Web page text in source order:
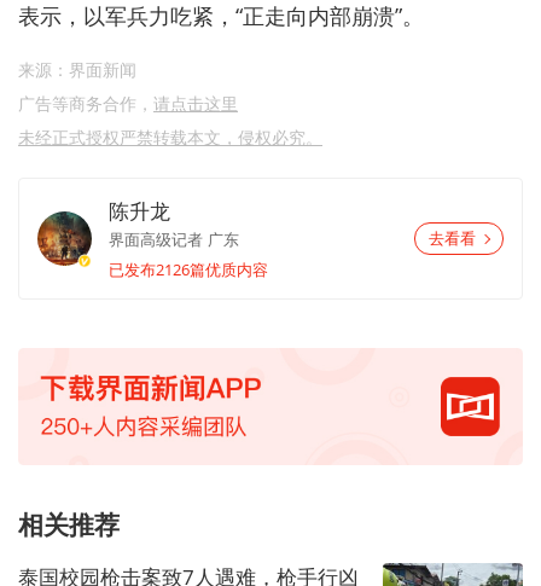
表示，以军兵力吃紧，“正走向内部崩溃”。
来源：界面新闻
广告等商务合作， 请点击这里
未经正式授权严禁转载本文，侵权必究。
陈升龙
界面高级记者 广东
已发布2126篇优质内容
去看看
相关推荐
泰国校园枪击案致7人遇难，枪手行凶